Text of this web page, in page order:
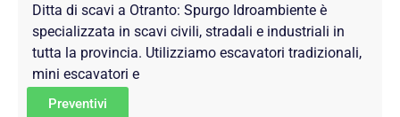
Ditta di scavi a Otranto: Spurgo Idroambiente è
specializzata in scavi civili, stradali e industriali in
tutta la provincia. Utilizziamo escavatori tradizionali,
mini escavatori e
Preventivi